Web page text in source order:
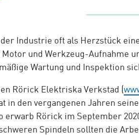
Industrie oft als Herzstück
und Werkzeug-Aufnahme
Wartung und Inspektion
Rörick Elektriska Verkstad (
in den vergangenen Jahren
erwarb Rörick im September
Spindeln sollten die